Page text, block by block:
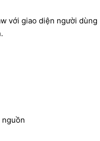
với giao diện người dùng